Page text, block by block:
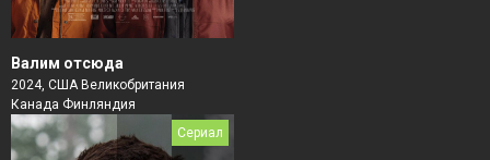
Валим отсюда
2024, США Великобритания
Канада Финляндия
Сериал